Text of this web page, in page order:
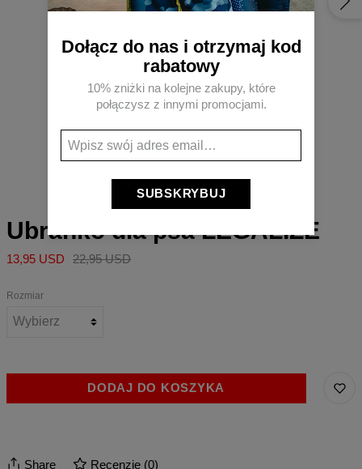
Przytrzymaj aby powiększyć
Ubranko dla psa LEGALIZE
13,95 USD 22,95 USD
Rozmiar
DODAJ DO KOSZYKA
Share Recenzje(0)
Dołącz do nas i otrzymaj kod
rabatowy
10% zniżki na kolejne zakupy, które
połączysz z innymi promocjami.
SUBSKRYBUJ